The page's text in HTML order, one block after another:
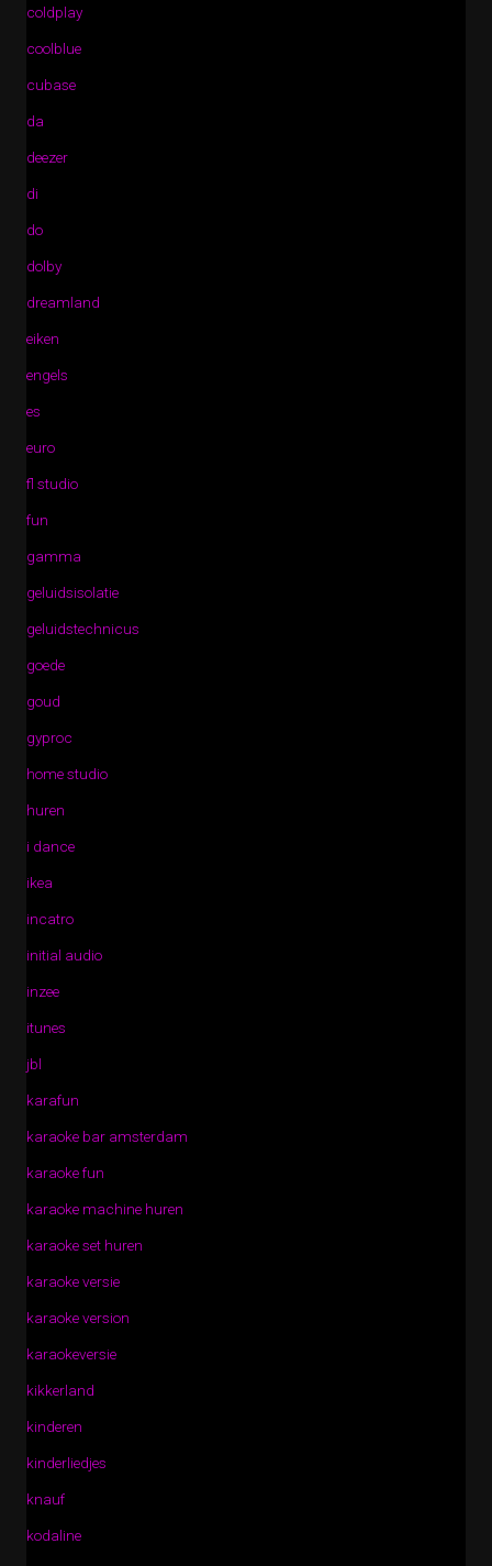
coldplay
coolblue
cubase
da
deezer
di
do
dolby
dreamland
eiken
engels
es
euro
fl studio
fun
gamma
geluidsisolatie
geluidstechnicus
goede
goud
gyproc
home studio
huren
i dance
ikea
incatro
initial audio
inzee
itunes
jbl
karafun
karaoke bar amsterdam
karaoke fun
karaoke machine huren
karaoke set huren
karaoke versie
karaoke version
karaokeversie
kikkerland
kinderen
kinderliedjes
knauf
kodaline